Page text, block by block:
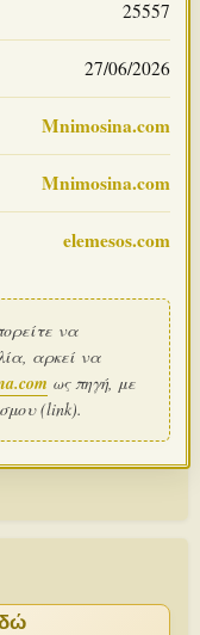
25557
27/06/2026
Mnimosina.com
Mnimosina.com
elemesos.com
να
αρκεί να
ως πηγή, με
(link).